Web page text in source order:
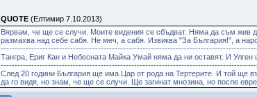
QUOTE (Елтимир 7.10.2013)
Вярвам, че ще се случи. Моите видения се сбъдват. Няма да съм жив
размахва над себе сабя. Не меч, а сабя. Извиква "За България!", а
Тангра, Ериг Кан и Небесната Майка Умай няма да ни оставят. И
След 20 години България ще има Цар от рода на Тертерите. И той ще
да го видя, но знам, че ще се случи. Ще загинат мнозина, но после